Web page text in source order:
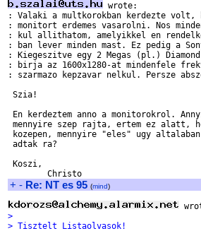
wrote:
: Valaki a multkorokban kerdezte volt,
: monitort erdemes vasarolni. Nos
: kul allithatom, amelyikkel en
: ban lever minden mast. Ez pedig a
: Kiegeszitve egy 2 Megas (pl.)
: birja az 1600x1280-at mindenfele
: szarmazo kepzavar nelkul. Persze
Szia!
En kerdeztem anno a monitorokrol.
mennyire szep rajta, ertem ez alatt,
kozepen, mennyire "eles" ugy
adtak ra?
Koszi,
+ - Re: NT es 95 (mind)
>
> Tisztelt Listaolvasok!